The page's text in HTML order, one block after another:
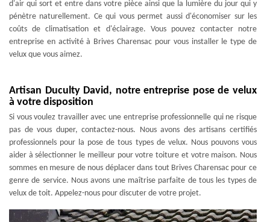
d'air qui sort et entre dans votre pièce ainsi que la lumière du jour qui y
pénètre naturellement. Ce qui vous permet aussi d'économiser sur les
coûts de climatisation et d'éclairage. Vous pouvez contacter notre
entreprise en activité à Brives Charensac pour vous installer le type de
velux que vous aimez.
Artisan Duculty David, notre entreprise pose de velux
à votre disposition
Si vous voulez travailler avec une entreprise professionnelle qui ne risque
pas de vous duper, contactez-nous. Nous avons des artisans certifiés
professionnels pour la pose de tous types de velux. Nous pouvons vous
aider à sélectionner le meilleur pour votre toiture et votre maison. Nous
sommes en mesure de nous déplacer dans tout Brives Charensac pour ce
genre de service. Nous avons une maîtrise parfaite de tous les types de
velux de toit. Appelez-nous pour discuter de votre projet.